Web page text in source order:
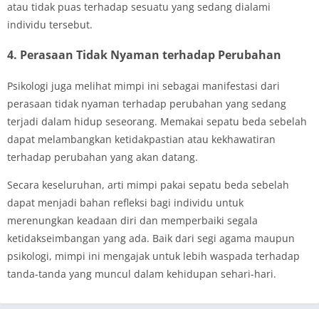
atau tidak puas terhadap sesuatu yang sedang dialami
individu tersebut.
4. Perasaan Tidak Nyaman terhadap Perubahan
Psikologi juga melihat mimpi ini sebagai manifestasi dari
perasaan tidak nyaman terhadap perubahan yang sedang
terjadi dalam hidup seseorang. Memakai sepatu beda sebelah
dapat melambangkan ketidakpastian atau kekhawatiran
terhadap perubahan yang akan datang.
Secara keseluruhan, arti mimpi pakai sepatu beda sebelah
dapat menjadi bahan refleksi bagi individu untuk
merenungkan keadaan diri dan memperbaiki segala
ketidakseimbangan yang ada. Baik dari segi agama maupun
psikologi, mimpi ini mengajak untuk lebih waspada terhadap
tanda-tanda yang muncul dalam kehidupan sehari-hari.